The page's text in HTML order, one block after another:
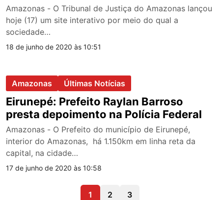
Amazonas - O Tribunal de Justiça do Amazonas lançou
hoje (17) um site interativo por meio do qual a
sociedade…
18 de junho de 2020 às 10:51
Amazonas Últimas Notícias
Eirunepé: Prefeito Raylan Barroso
presta depoimento na Polícia Federal
Amazonas - O Prefeito do município de Eirunepé,
interior do Amazonas, há 1.150km em linha reta da
capital, na cidade…
17 de junho de 2020 às 10:58
1 2
3